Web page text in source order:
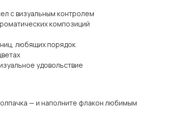
с визуальным контролем
композиций
любящих порядок
удовольствие
— и наполните флакон любимым